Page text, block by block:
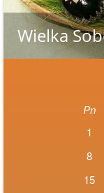
Pn
1
8
15
Wielka